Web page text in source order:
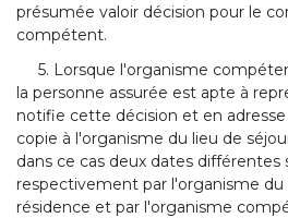
présumée valoir décision pour le
compétent.
5. Lorsque l'organisme
la personne assurée est apte à
notifie cette décision et en
copie à l'organisme du lieu de
dans ce cas deux dates différentes
respectivement par l'organisme du
résidence et par l'organisme